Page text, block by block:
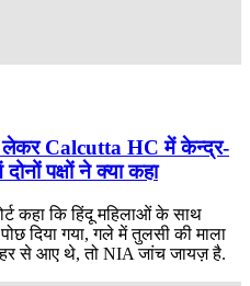
Calcutta HC में केन्द्र-
पक्षों ने क्या कहा
कहा कि हिंदू महिलाओं के साथ
दिया गया, गले में तुलसी की माला
से आए थे, तो NIA जांच जायज़ है.